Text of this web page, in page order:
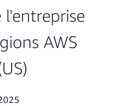
l'entreprise
AWS